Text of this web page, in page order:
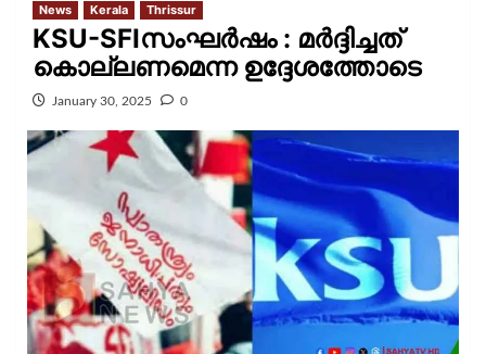
News Kerala Thrissur
KSU-SFIസംഘർഷം : മർദ്ദിച്ചത്
കൊല്ലണമെന്ന ഉദ്ദേശത്തോടെ
January 30, 2025 0